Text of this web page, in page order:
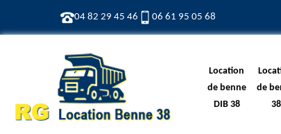
04 82 29 45 46 06 61 95 05 68
Location
de benne
DIB 38
de
38